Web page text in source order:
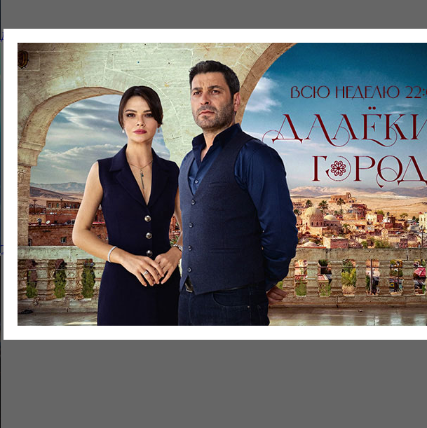
Доктор Тажина
Тағдырлас тамырлар